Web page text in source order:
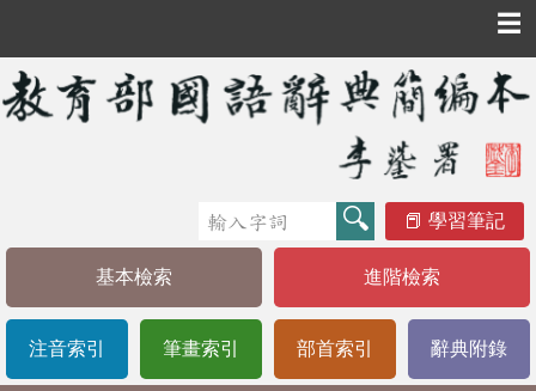
☰
學習筆記
基本檢索 進階檢索
注音索引 筆畫索引 部首索引 辭典附錄